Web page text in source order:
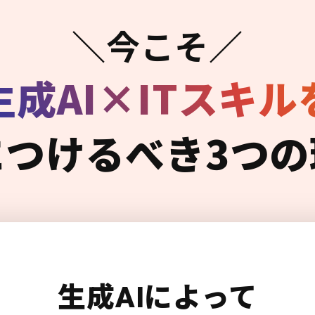
＼今こそ／
成AI×ITスキル
けるべき3つ
生成AIによって